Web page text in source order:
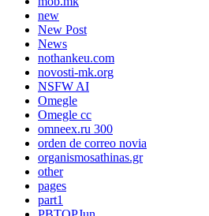
new
New Post
News
nothankeu.com
novosti-mk.org
NSFW AI
Omegle
Omegle cc
omneex.ru 300
orden de correo novia
organismosathinas.gr
other
pages
part1